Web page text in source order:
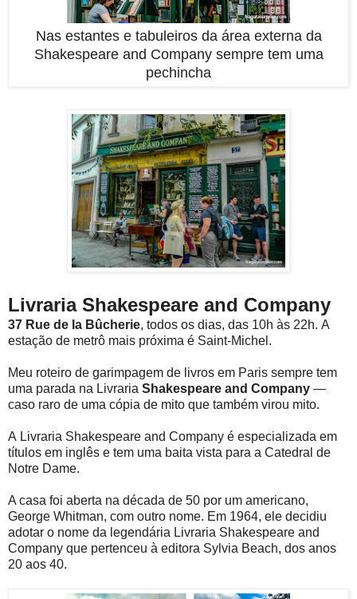
Nas estantes e tabuleiros da área externa da
Shakespeare and Company sempre tem uma
pechincha
Livraria Shakespeare and Company
37 Rue de la Bûcherie, todos os dias, das 10h às 22h. A
estação de metrô mais próxima é Saint-Michel.
Meu roteiro de garimpagem de livros em Paris sempre tem
uma parada na Livraria Shakespeare and Company —
caso raro de uma cópia de mito que também virou mito.
A Livraria Shakespeare and Company é especializada em
títulos em inglês e tem uma baita vista para a Catedral de
Notre Dame.
A casa foi aberta na década de 50 por um americano,
George Whitman, com outro nome. Em 1964, ele decidiu
adotar o nome da legendária Livraria Shakespeare and
Company que pertenceu à editora Sylvia Beach, dos anos
20 aos 40.